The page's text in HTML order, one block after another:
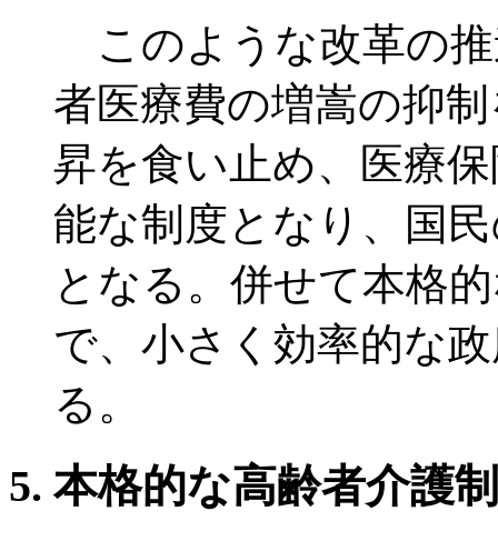
このような改革の
者医療費の増嵩の抑
昇を食い止め、医療
能な制度となり、国
となる。併せて本格
で、小さく効率的な
る。
本格的な高齢者介護